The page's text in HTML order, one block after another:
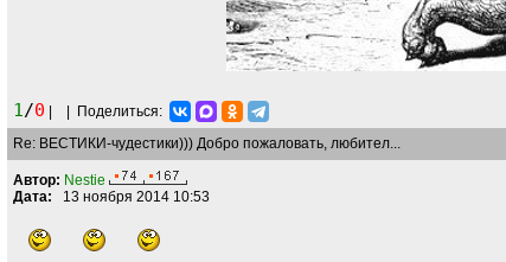
1/0
Поделиться:
Re: ВЕСТИКИ-чудестики))) Добро пожаловать, любител...
Автор: Nestie
Дата: 13 ноября 2014 10:53